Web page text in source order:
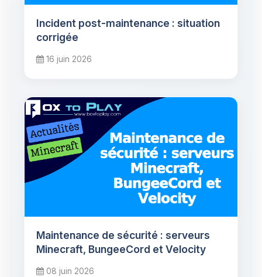
Incident post-maintenance : situation
corrigée
16 juin 2026
Maintenance de sécurité : serveurs
Minecraft, BungeeCord et Velocity
08 juin 2026